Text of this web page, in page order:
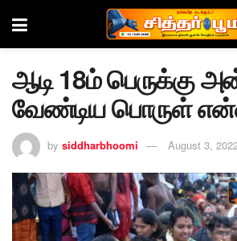
ஆடி 18ம் பெருக்கு
வேண்டிய பொருள்
by siddharbhoomi August 3,